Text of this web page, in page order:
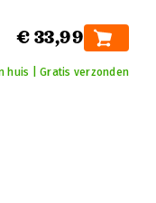
€ 33,99
huis | Gratis verzonden